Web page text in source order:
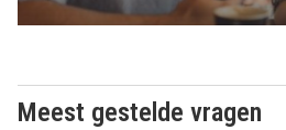
Meest gestelde vragen